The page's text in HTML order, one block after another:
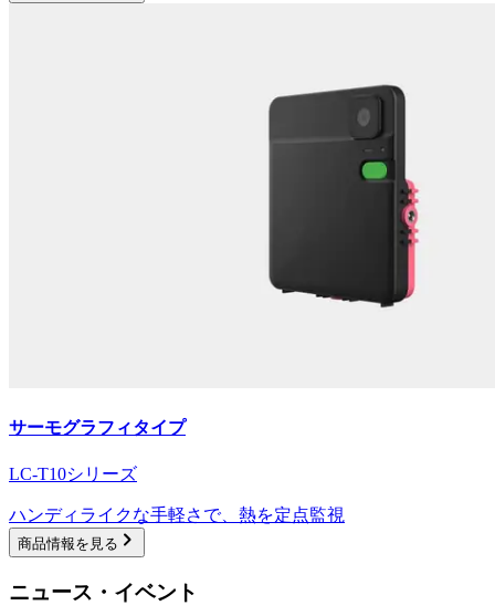
サーモグラフィタイプ
LC-T10シリーズ
ハンディライクな手軽さで、熱を定点監視
商品情報を見る
ニュース・イベント